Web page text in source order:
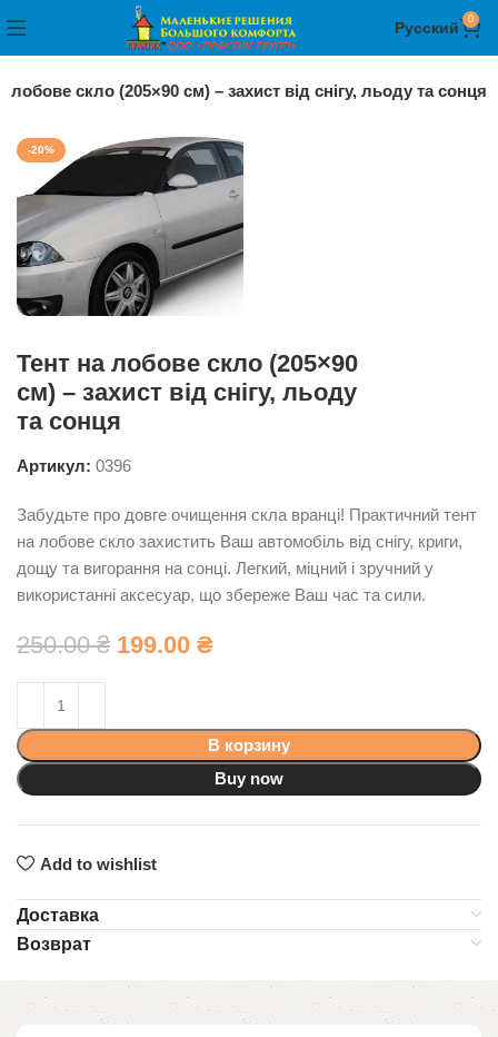
Русский 0
лобове скло (205×90 см) – захист від снігу, льоду та сонця
-20%
Тент на лобове скло (205×90
см) – захист від снігу, льоду
та сонця
Артикул:0396
Забудьте про довге очищення скла вранці! Практичний тент
на лобове скло захистить Ваш автомобіль від снігу, криги,
дощу та вигорання на сонці. Легкий, міцний і зручний у
використанні аксесуар, що збереже Ваш час та сили.
250.00₴ 199.00₴
В корзину
Buy now
Add to wishlist
Доставка
Возврат